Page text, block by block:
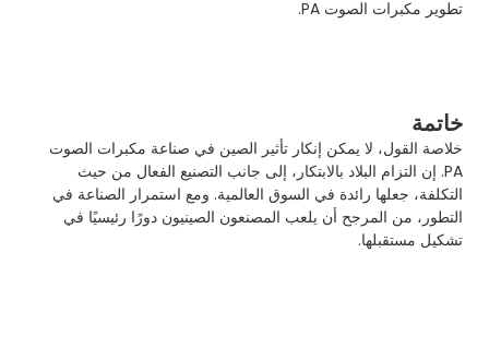
تطوير مكبرات الصوت PA.
خاتمة
خلاصة القول، لا يمكن إنكار تأثير الصين في صناعة مكبرات الصوت
PA. إن التزام البلاد بالابتكار، إلى جانب التصنيع الفعال من حيث
التكلفة، جعلها رائدة في السوق العالمية. ومع استمرار الصناعة في
التطور، من المرجح أن يلعب المصنعون الصينيون دورًا رئيسيًا في
تشكيل مستقبلها.